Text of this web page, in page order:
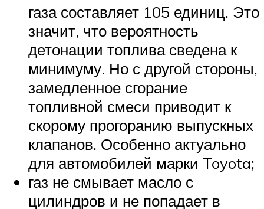
Меню
газа составляет 105 единиц. Это
значит, что вероятность
детонации топлива сведена к
минимуму. Но с другой стороны,
замедленное сгорание
топливной смеси приводит к
скорому прогоранию выпускных
клапанов. Особенно актуально
для автомобилей марки Toyota;
газ не смывает масло с
цилиндров и не попадает в